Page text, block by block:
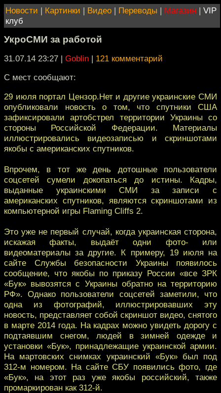
Новости | Картинки | Видео | Переводы | Магазин | VIP
клуб
УкроСМИ за работой
31.07.14 23:27 | Goblin | 121 комментарий
С мест сообщают:
29 июля портал Цензор.Нет и другие украинские СМИ
опубликовали новость о том, что спутники США
зафиксировали артобстрел территории Украины со
стороны Российской Федерации. Материалы
иллюстрировались видеозаписью и скриншотами
якобы с американских спутников.
Впрочем, в тот же день дотошные пользователи
соцсетей сумели докопаться до истины. Кадры,
выданные украинскими СМИ за записи с
американских спутников, являются скриншотами из
компьютерной игры Flaming Cliffs 2.
Это уже не первый случай, когда украинская сторона,
искажая факты, выдаёт одни фото- или
видеоматериалы за другие. К примеру, 19 июля на
сайте Службы безопасности Украины появилось
сообщение, что якобы по приказу России «все ЗРК
«Бук» вывозятся с Украины обратно на территорию
РФ». Однако пользователи соцсетей заметили, что
одна из фотографий, иллюстрировавших эту
новость, представляет собой скриншот видео, снятого
в марте 2014 года. На кадрах можно увидеть дорогу с
подтаявшим снегом, людей в зимней одежде и
установки «Бук», принадлежащие украинской армии.
На мартовских снимках украинский «Бук» был под
312-м номером. На сайте СБУ появились фото, где
«Бук», на этот раз уже якобы российский, также
промаркирован как 312-й.